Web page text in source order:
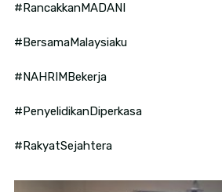
#RancakkanMADANI
#BersamaMalaysiaku
#NAHRIMBekerja
#PenyelidikanDiperkasa
#RakyatSejahtera